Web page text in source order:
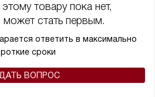
товару пока нет,
стать первым.
ответить в максимально
сроки
ВОПРОС